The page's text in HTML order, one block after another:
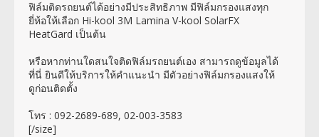
ฟิล์มติดรถยนต์ได้อย่างมีประสิทธิภาพ มีฟิล์มกรองแสงทุก
ยี่ห้อให้เลือก Hi-kool 3M Lamina V-kool SolarFX
HeatGard เป็นต้น
หรือหากท่านใดสนใจติดฟิล์มรถยนต์เอง สามารถดูข้อมูลได้
ที่นี่ ยินดีให้บริการให้คำแนะนำ มีตัวอย่างฟิล์มกรองแสงให้
ดูก่อนติดตั้ง
โทร : 092-2689-689, 02-003-3583
[/size]